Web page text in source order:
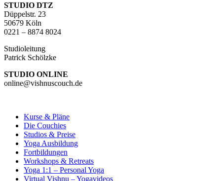
STUDIO DTZ
Düppelstr. 23
50679 Köln
0221 – 8874 8024
Studioleitung
Patrick Schölzke
STUDIO ONLINE
online@vishnuscouch.de
Kurse & Pläne
Die Couchies
Studios & Preise
Yoga Ausbildung
Fortbildungen
Workshops & Retreats
Yoga 1:1 – Personal Yoga
Virtual Vishnu – Yogavideos